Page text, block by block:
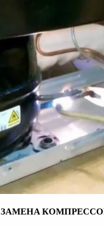
ЗАМЕНА